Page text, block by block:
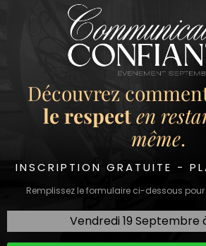
Découvrez
le respecten
même.
INSCRIPTION GRATUITE -
Remplissez le formulaire ci-dessous
Vendredi 19 Septembre